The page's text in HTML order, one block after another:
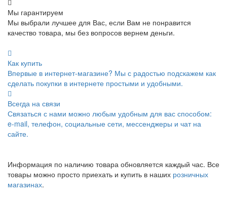
Мы гарантируем
Мы выбрали лучшее для Вас, если Вам не понравится
качество товара, мы без вопросов вернем деньги.
Как купить
Впервые в интернет-магазине? Мы с радостью подскажем как
сделать покупки в интернете простыми и удобными.
Всегда на связи
Связаться с нами можно любым удобным для вас способом:
e-mail, телефон, социальные сети, мессенджеры и чат на
сайте.
Информация по наличию товара обновляется каждый час. Все
товары можно просто приехать и купить в наших розничных
магазинах.